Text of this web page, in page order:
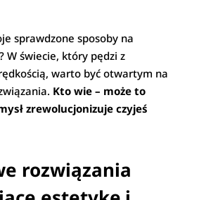
sprawdzone sposoby na
W świecie, który pędzi z
warto być otwartym na
Kto wie – może to
zrewolucjonizuje czyjeś
rozwiązania